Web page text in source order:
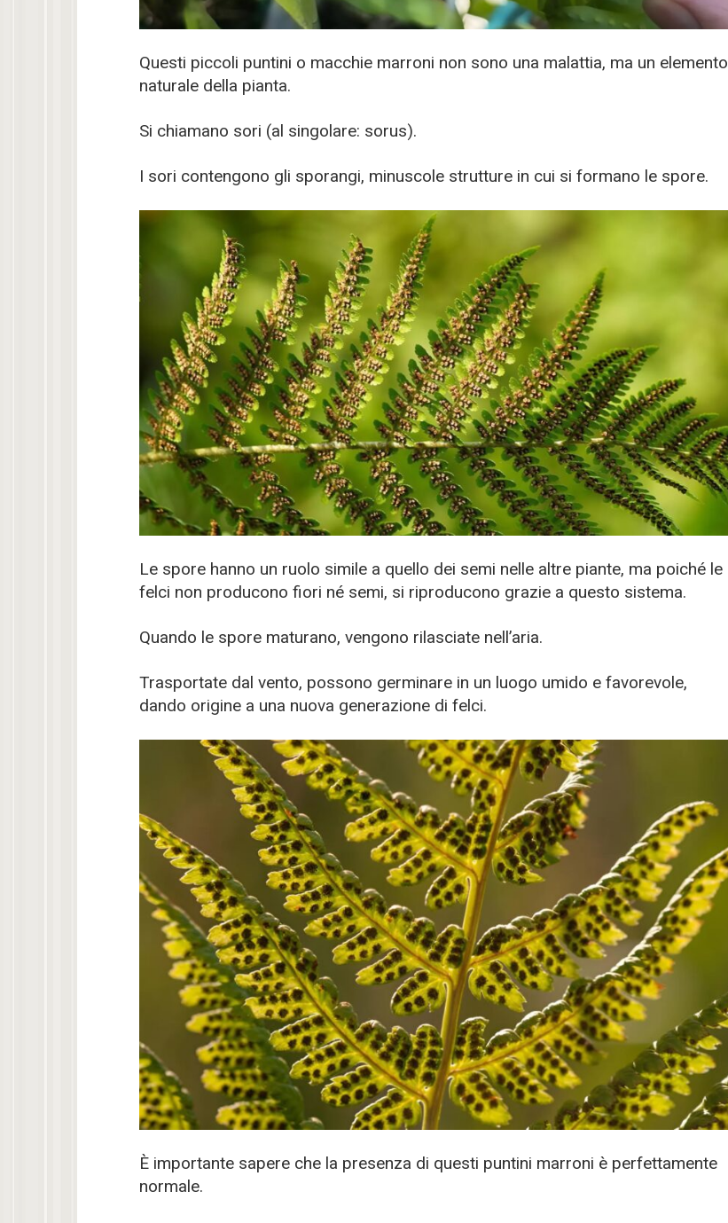
Questi piccoli puntini o macchie marroni non sono una malattia, ma un elemento
naturale della pianta.
Si chiamano sori (al singolare: sorus).
I sori contengono gli sporangi, minuscole strutture in cui si formano le spore.
Le spore hanno un ruolo simile a quello dei semi nelle altre piante, ma poiché le
felci non producono fiori né semi, si riproducono grazie a questo sistema.
Quando le spore maturano, vengono rilasciate nell’aria.
Trasportate dal vento, possono germinare in un luogo umido e favorevole,
dando origine a una nuova generazione di felci.
È importante sapere che la presenza di questi puntini marroni è perfettamente
normale.